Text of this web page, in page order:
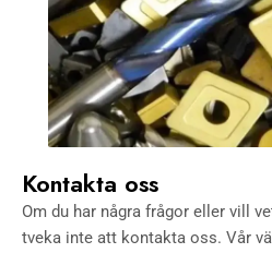
Kontakta oss
Om du har några frågor eller vill
tveka inte att kontakta oss. Vår